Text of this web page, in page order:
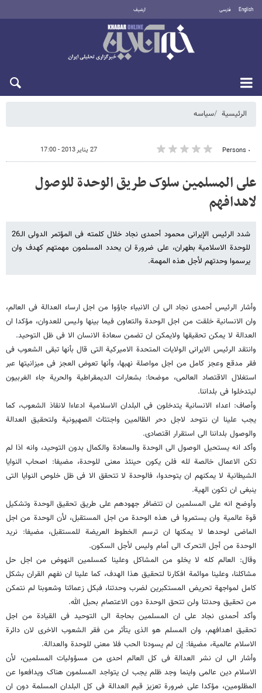
English فارسی أرشيف
الرئيسية سیاسه
٠ Persons 27 يناير 2013 - 17:00
على المسلمین سلوک طریق الوحدة للوصول
لاهدافهم
شدد الرئیس الإیرانی محمود أحمدی نجاد خلال کلمته فی المؤتمر الدولی الـ26
للوحدة الاسلامیة بطهران، على ضرورة ان یحدد المسلمون مهمتهم کهدف وان
یرسموا وحدتهم لأجل هذه المهمة.
وأشار الرئیس أحمدی نجاد الى ان الانبیاء جاؤوا من اجل ارساء العدالة فی العالم،
وان الانسانیة خلقت من اجل الوحدة والتعاون فیما بینها ولیس للعدوان، مؤکدا ان
العدالة لا یمکن تحقیقها ولایمکن ان تضمن سعادة الانسان الا فی ظل التوحید.
وانتقد الرئیس الایرانی الولایات المتحدة الامیرکیة التی قال بأنها تبقی الشعوب فی
فقر مدقع وعجز کامل من اجل مواصلة نهبها، وأنها تعوض العجز فی میزانیتها عبر
استغلال الاقتصاد العالمی، موضحا: بشعارات الدیمقراطیة والحریة جاء الغربیون
لیتدخلوا فی بلداننا.
وأصاف: اعداء الانسانیة یتدخلون فی البلدان الاسلامیة ادعاءا لانقاذ الشعوب، کما
یجب علینا ان نتوحد لاجل دحر الظالمین واجتثاث الصهیونیة ولتحقیق العدالة
والوصول بلداننا الى استقرار اقتصادی.
وأکد انه یستحیل الوصول الى الوحدة والسعادة والکمال بدون التوحید، وانه اذا لم
تکن الاعمال خالصة لله فلن یکون حینئذ معنى للوحدة، مضیفا: اصحاب النوایا
الشیطانیة لا یمکنهم ان یتوحدوا، فالوحدة لا تتحقق الا فی ظل خلوص النوایا التی
ینبغی ان تکون الهیة.
وأوضح انه على المسلمین ان تتضافر جهودهم على طریق تحقیق الوحدة وتشکیل
قوة عالمیة وان یستمروا فی هذه الوحدة من اجل المستقبل، لأن الوحدة من اجل
الماضی لوحدها لا یمکنها ان ترسم الخطوط العریضة للمستقبل، مضیفا: نرید
الوحدة من أجل التحرک الى أمام ولیس لأجل السکون.
وقال: العالم کله لا یخلو من المشاکل وعلینا کمسلمین النهوض من اجل حل
مشاکلنا، وعلینا موائمة افکارنا لتحقیق هذا الهدف، کما علینا ان نفهم القران بشکل
کامل لمواجهة تحریض المستکبرین لضرب وحدتنا، فبکل زعمائنا وشعوبنا لم نتمکن
من تحقیق وحدتنا ولن تتحق الوحدة دون الاعتصام بحبل الله.
وأکد أحمدی نجاد على ان المسلمین بحاجة الى التوحید فی القیادة من اجل
تحقیق اهدافهم، وان المسلم هو الذی یتأثر من فقر الشعوب الاخرى لان دائرة
الاسلام عالمیة، مضیفا: إن لم یسودنا الحب فلا معنى للوحدة والعدالة.
وأشار الى ان نشر العدالة فی کل العالم احدى من مسؤولیات المسلمین، لأن
الاسلام دین عالمی واینما وجد ظلم یجب ان یتواجد المسلمون هناک ویدافعوا عن
المظلومین، مؤکدا على ضرورة تعزیز قیم العدالة فی کل البلدان المسلمة دون ان